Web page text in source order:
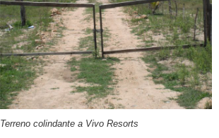
Terreno colindante a Vivo Resorts